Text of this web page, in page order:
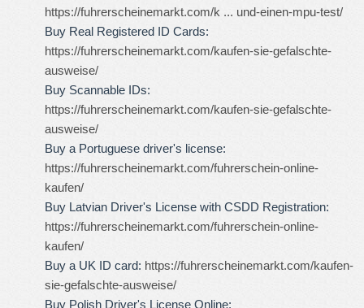
https://fuhrerscheinemarkt.com/k ... und-einen-mpu-test/
Buy Real Registered ID Cards:
https://fuhrerscheinemarkt.com/kaufen-sie-gefalschte-
ausweise/
Buy Scannable IDs:
https://fuhrerscheinemarkt.com/kaufen-sie-gefalschte-
ausweise/
Buy a Portuguese driver's license:
https://fuhrerscheinemarkt.com/fuhrerschein-online-
kaufen/
Buy Latvian Driver's License with CSDD Registration:
https://fuhrerscheinemarkt.com/fuhrerschein-online-
kaufen/
Buy a UK ID card: https://fuhrerscheinemarkt.com/kaufen-
sie-gefalschte-ausweise/
Buy Polish Driver's License Online: